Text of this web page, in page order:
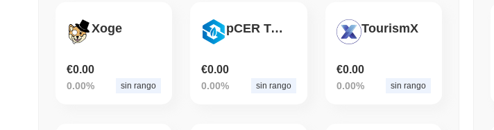
Xoge
€0.00
0.00% sin rango
pCER Token (pCER)
€0.00
0.00% sin rango
TourismX
€0.00
0.00% sin rango